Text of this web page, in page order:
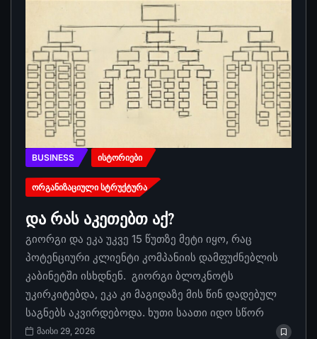
BUSINESS ᲘᲡᲢᲝᲠᲘᲔᲑᲘ
ᲝᲠᲒᲐᲜᲘᲖᲐᲪᲘᲣᲚᲘ ᲡᲢᲠᲣᲥᲢᲣᲠᲐ
და რას აკეთებთ აქ?
გიორგი და ეკა უკვე 15 წუთზე მეტი იყო, რაც
პოტენციური კლიენტი კომპანიის დამფუძნებლის
კაბინეტში ისხდნენ. გიორგი ბლოკნოტს
უკირკიტებდა, ეკა კი მაგიდაზე მის წინ დადებულ
საგნებს აკვირდებოდა. ხუთი საათი იდო სწორ
მაისი 29, 2026